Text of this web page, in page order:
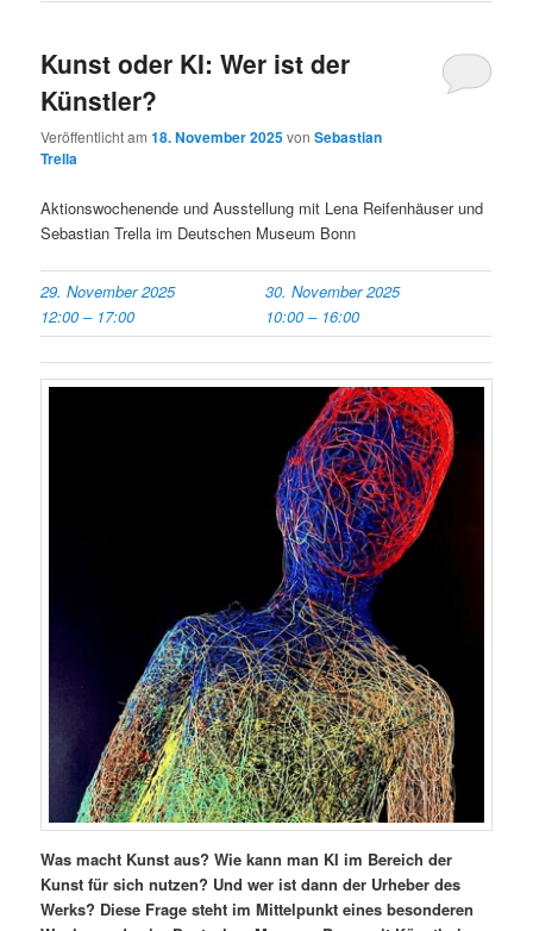
Kunst oder KI: Wer ist der
Künstler?
Veröffentlicht am18. November 2025vonSebastian
Trella
Aktionswochenende und Ausstellung mit Lena Reifenhäuser und
Sebastian Trella im Deutschen Museum Bonn
29. November 2025
12:00 – 17:00
30. November 2025
10:00 – 16:00
Was macht Kunst aus? Wie kann man KI im Bereich der
Kunst für sich nutzen? Und wer ist dann der Urheber des
Werks? Diese Frage steht im Mittelpunkt eines besonderen